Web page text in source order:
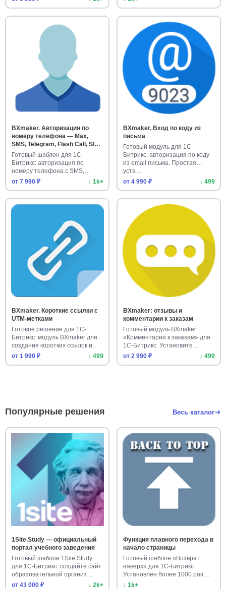
BXmaker. Авторизация по
номеру телефона — Max,
SMS, Telegram, Flash Call, SIM-
Push, PushOK
Готовый шаблон для 1С-
Битрикс: авторизация по
номеру телефона с SMS,
Telegram, F…
от 7 990 ₽ ↓ 1k+
BXmaker. Вход по коду из
письма
Готовый модуль для 1С-
Битрикс: авторизация по коду
из email письма. Простая
уста…
от 4 990 ₽
↓ 499
BXmaker. Короткие ссылки с
UTM-метками
Готовое решение для 1С-
Битрикс: модуль BXmaker для
создания коротких ссылок и
уп…
от 1 990 ₽ ↓ 499
BXmaker: отзывы и
комментарии к заказам
Готовый модуль BXmaker
«Комментарии к заказам» для
1С-Битрикс. Установите
удобны…
от 2 990 ₽ ↓ 499
Популярные решения Весь каталог
1Site.Study — официальный
портал учебного заведения
Готовый шаблон 1Site.Study
для 1С-Битрикс: создайте сайт
образовательной организ…
от 43 000 ₽
↓ 2k+
Функция плавного перехода в
начало страницы
Готовый шаблон «Возврат
наверх» для 1С-Битрикс.
Установлен более 1000 раз.
Улучш…
↓ 1k+